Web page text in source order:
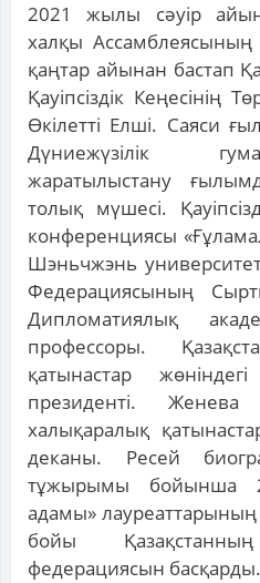
2021 жылы сәуір
халқы
қаңтар айынан бастап
Қауіпсіздік Кеңесінің
Өкілетті Елші. Саяси
Дүниежүзілік
жаратылыстану
толық мүшесі.
конференциясы
Шэньчжэнь
Федерациясының
Дипломатиялық
профессоры.
қатынастар
президенті.
халықаралық
деканы. Ресей
тұжырымы бойынша
адамы» лауреаттарының
бойы
федерациясын басқарды.